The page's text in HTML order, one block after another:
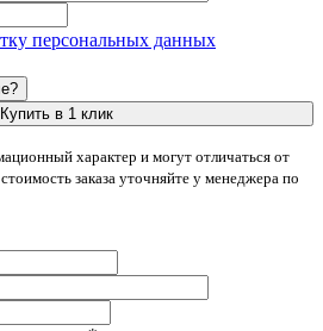
персональных данных
Купить в 1 клик
характер и могут отличаться от
заказа уточняйте у менеджера по